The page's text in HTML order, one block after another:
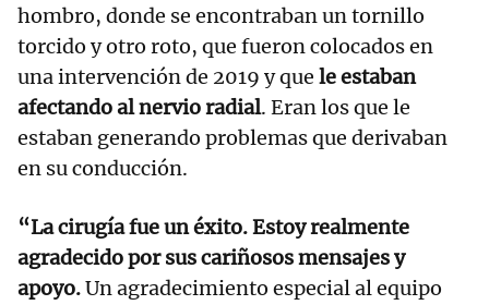
hombro, donde se encontraban un tornillo
torcido y otro roto, que fueron colocados en
una intervención de 2019 y que le estaban
afectando al nervio radial. Eran los que le
estaban generando problemas que derivaban
en su conducción.
“La cirugía fue un éxito. Estoy realmente
agradecido por sus cariñosos mensajes y
apoyo.Un agradecimiento especial al equipo